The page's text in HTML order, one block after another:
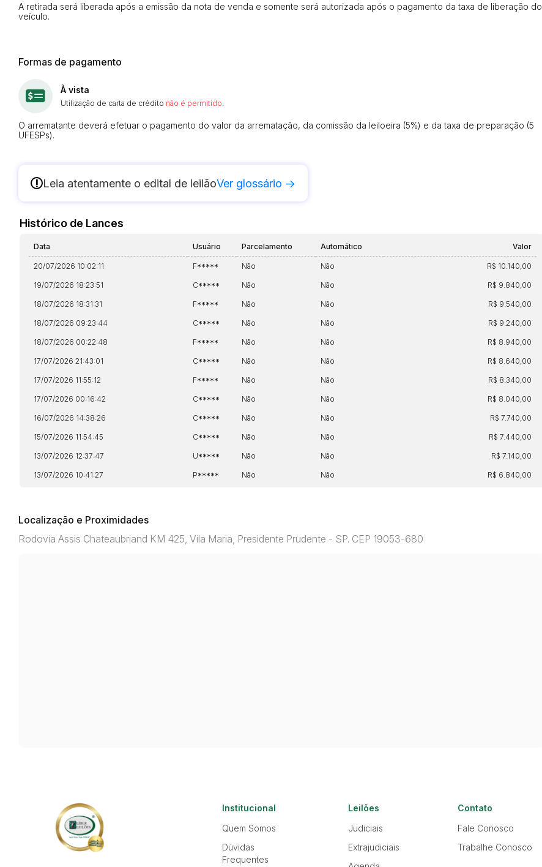
A retirada será liberada após a emissão da nota de venda e somente será autorizada após o pagamento da taxa de liberação do
veículo.
Formas de pagamento
À vista
Utilização de carta de crédito não é permitido.
O arrematante deverá efetuar o pagamento do valor da arrematação, da comissão da leiloeira (5%) e da taxa de preparação (5
UFESPs).
! Leia atentamente o edital de leilãoVer glossário ->
Histórico de Lances
Data Usuário Parcelamento Automático Valor
20/07/2026 10:02:11 F***** Não Não R$ 10.140,00
19/07/2026 18:23:51 C***** Não Não R$ 9.840,00
18/07/2026 18:31:31 F***** Não Não R$ 9.540,00
18/07/2026 09:23:44 C***** Não Não R$ 9.240,00
18/07/2026 00:22:48 F***** Não Não R$ 8.940,00
17/07/2026 21:43:01 C***** Não Não R$ 8.640,00
17/07/2026 11:55:12 F***** Não Não R$ 8.340,00
17/07/2026 00:16:42 C***** Não Não R$ 8.040,00
16/07/2026 14:38:26 C***** Não Não R$ 7.740,00
15/07/2026 11:54:45 C***** Não Não R$ 7.440,00
13/07/2026 12:37:47 U***** Não Não R$ 7.140,00
13/07/2026 10:41:27 P***** Não Não R$ 6.840,00
Localização e Proximidades
Rodovia Assis Chateaubriand KM 425, Vila Maria, Presidente Prudente - SP. CEP 19053-680
Institucional
Quem Somos
Dúvidas
Frequentes
Leilões
Judiciais
Extrajudiciais
Contato
Fale Conosco
Trabalhe Conosco